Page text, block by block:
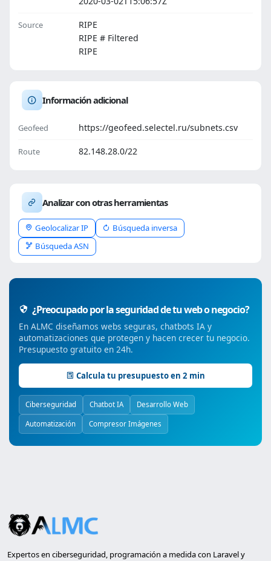
Source
RIPE
RIPE # Filtered
RIPE
Información adicional
Geofeed https://geofeed.selectel.ru/subnets.csv
Route 82.148.28.0/22
Analizar con otras herramientas
Geolocalizar IP
Búsqueda inversa
Búsqueda ASN
¿Preocupado por la seguridad de tu web o negocio?
En ALMC diseñamos webs seguras, chatbots IA y
automatizaciones que protegen y hacen crecer tu negocio.
Presupuesto gratuito en 24h.
Calcula tu presupuesto en 2 min
Ciberseguridad Chatbot IA Desarrollo Web
Automatización Compresor Imágenes
Expertos en ciberseguridad, programación a medida con Laravel y